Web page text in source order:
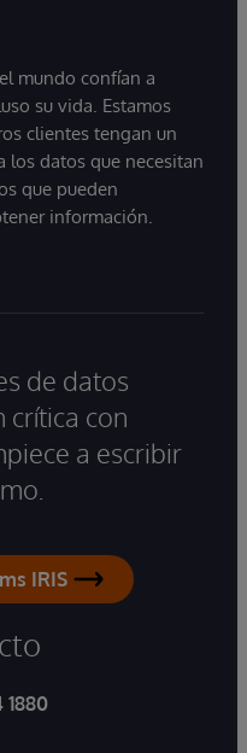
mundo confían a
su vida. Estamos
clientes tengan un
los datos que necesitan
que pueden
información.
de datos
crítica con
a escribir
IRIS
1880